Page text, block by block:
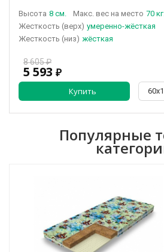
8 605 ₽
5 593 ₽
Купить
Высота 8 см. Макс. вес на место 70 кг.
(верх) умеренно-жёсткая
(низ) жёсткая
Популярные